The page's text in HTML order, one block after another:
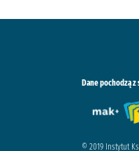
Dane pochodzą
© 2019 Instytut